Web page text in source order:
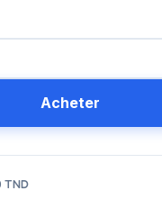
Acheter
TND